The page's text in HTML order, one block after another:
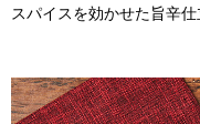
スパイスを効かせた旨辛